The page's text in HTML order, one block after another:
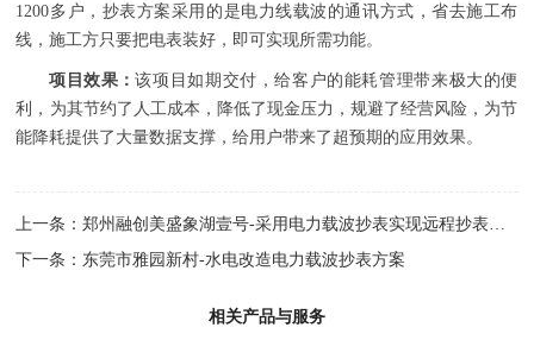
1200多户，抄表方案采用的是电力线载波的通讯方式，省去施工布
线，施工方只要把电表装好，即可实现所需功能。
项目效果：该项目如期交付，给客户的能耗管理带来极大的便
利，为其节约了人工成本，降低了现金压力，规避了经营风险，为节
能降耗提供了大量数据支撑，给用户带来了超预期的应用效果。
上一条：郑州融创美盛象湖壹号-采用电力载波抄表实现远程抄表方案
下一条： 东莞市雅园新村-水电改造电力载波抄表方案
相关产品与服务